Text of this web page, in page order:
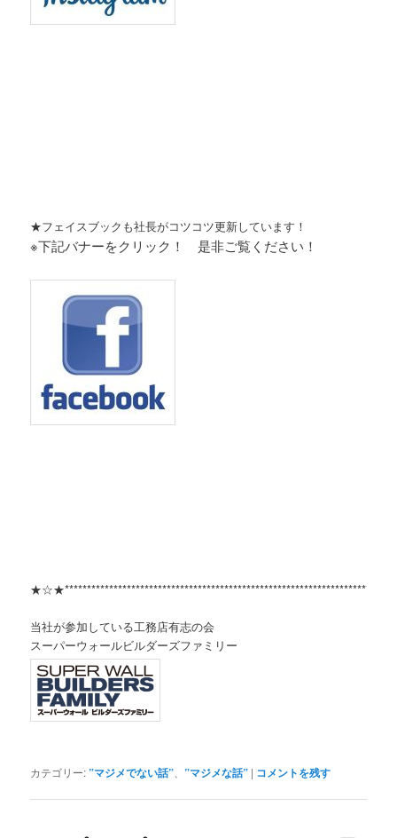
★フェイスブックも社長がコツコツ更新しています！
※下記バナーをクリック！ 是非ご覧ください！
当社が参加している工務店有志の会
スーパーウォールビルダーズファミリー
カテゴリー:”マジメでない話” 、”マジメな話” | コメントを残す